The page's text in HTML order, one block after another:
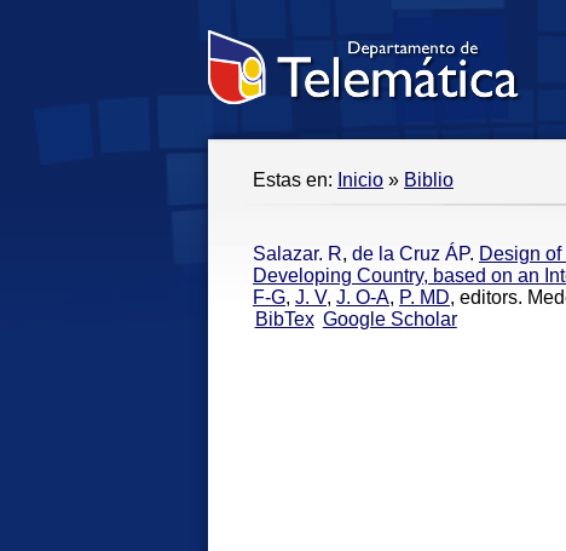
Estas en: Inicio » Biblio
Salazar. R, de la Cruz ÁP. Design
Developing Country, based on an
F-G, J. V, J. O-A, P. MD, editors.
BibTex Google Scholar